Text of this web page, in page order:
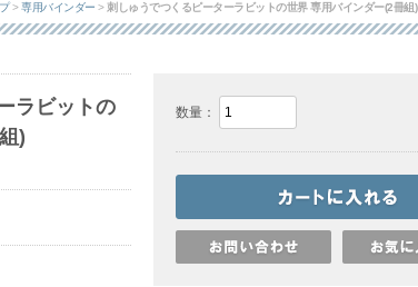
>専用バインダー >刺しゅうでつくるピーターラビットの世界 専用バインダー(2冊組)
ラビットの
)
数量：